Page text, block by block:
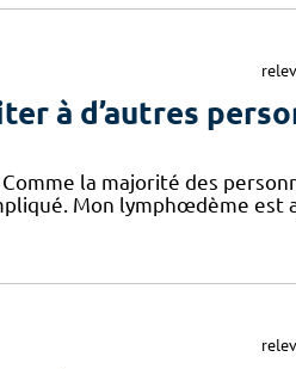
à d’autres
la majorité des
Mon lymphœdème est